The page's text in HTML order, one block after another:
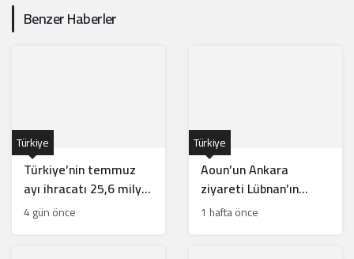
Benzer Haberler
Türkiye’nin temmuz
ayı ihracatı 25,6 milyar
dolarla rekor kırdı
Türkiye
4 gün önce
Aoun’un Ankara
ziyareti Lübnan’ın
güneyinde Türk
Türkiye
1 hafta önce